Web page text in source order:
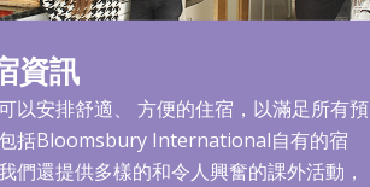
資訊
以安排舒適、 方便的住宿，以滿足所有預
括Bloomsbury International自有的宿
們還提供多樣的和令人興奮的課外活動，